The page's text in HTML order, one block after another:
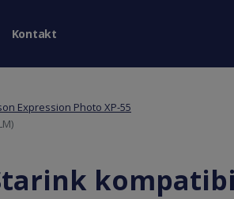
Kontakt
Expression Photo XP-55